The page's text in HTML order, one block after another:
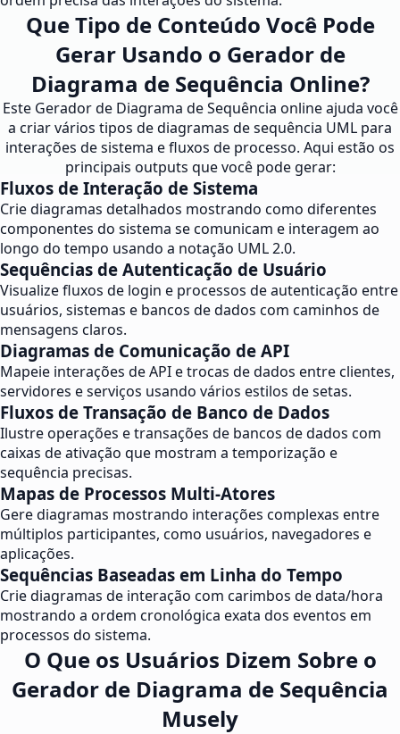
Que Tipo de Conteúdo Você Pode
Gerar Usando o Gerador de
Diagrama de Sequência Online?
Este Gerador de Diagrama de Sequência online ajuda você
a criar vários tipos de diagramas de sequência UML para
interações de sistema e fluxos de processo. Aqui estão os
principais outputs que você pode gerar:
Fluxos de Interação de Sistema
Crie diagramas detalhados mostrando como diferentes
componentes do sistema se comunicam e interagem ao
longo do tempo usando a notação UML 2.0.
Sequências de Autenticação de Usuário
Visualize fluxos de login e processos de autenticação entre
usuários, sistemas e bancos de dados com caminhos de
mensagens claros.
Diagramas de Comunicação de API
Mapeie interações de API e trocas de dados entre clientes,
servidores e serviços usando vários estilos de setas.
Fluxos de Transação de Banco de Dados
Ilustre operações e transações de bancos de dados com
caixas de ativação que mostram a temporização e
sequência precisas.
Mapas de Processos Multi-Atores
Gere diagramas mostrando interações complexas entre
múltiplos participantes, como usuários, navegadores e
aplicações.
Sequências Baseadas em Linha do Tempo
Crie diagramas de interação com carimbos de data/hora
mostrando a ordem cronológica exata dos eventos em
processos do sistema.
O Que os Usuários Dizem Sobre o
Gerador de Diagrama de Sequência
Musely